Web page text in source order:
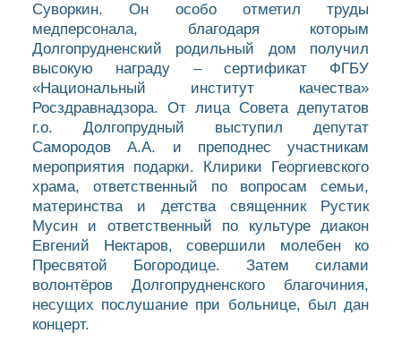
Суворкин. Он особо отметил труды
медперсонала, благодаря которым
Долгопрудненский родильный дом получил
высокую награду – сертификат ФГБУ
«Национальный институт качества»
Росздравнадзора. От лица Совета депутатов
г.о. Долгопрудный выступил депутат
Самородов А.А. и преподнес участникам
мероприятия подарки. Клирики Георгиевского
храма, ответственный по вопросам семьи,
материнства и детства священник Рустик
Мусин и ответственный по культуре диакон
Евгений Нектаров, совершили молебен ко
Пресвятой Богородице. Затем силами
волонтёров Долгопрудненского благочиния,
несущих послушание при больнице, был дан
концерт.